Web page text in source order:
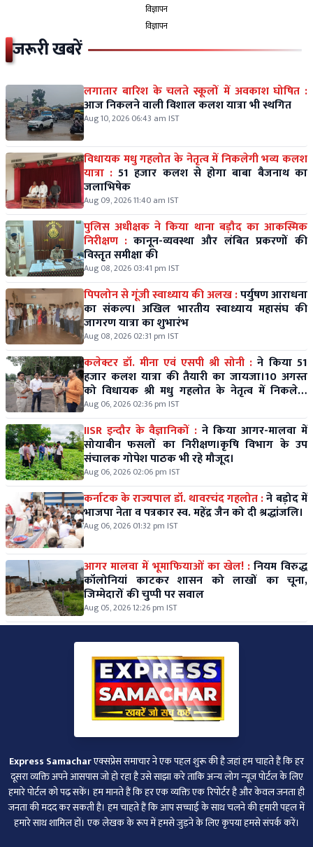
विज्ञापन
विज्ञापन
जरूरी खबरें
लगातार बारिश के चलते स्कूलों में अवकाश घोषित :
आज निकलने वाली विशाल कलश यात्रा भी स्थगित
Aug 10, 2026 06:43 am IST
विधायक मधु गहलोत के नेतृत्व में निकलेगी भव्य कलश
यात्रा : 51 हजार कलश से होगा बाबा बैजनाथ का
जलाभिषेक
Aug 09, 2026 11:40 am IST
पुलिस अधीक्षक ने किया थाना बड़ौद का आकस्मिक
निरीक्षण : कानून-व्यवस्था और लंबित प्रकरणों की
विस्तृत समीक्षा की
Aug 08, 2026 03:41 pm IST
पिपलोन से गूंजी स्वाध्याय की अलख :पर्युषण आराधना
का संकल्प। अखिल भारतीय स्वाध्याय महासंघ की
जागरण यात्रा का शुभारंभ
Aug 08, 2026 02:31 pm IST
कलेक्टर डॉ. मीना एवं एसपी श्री सोनी : ने किया 51
हजार कलश यात्रा की तैयारी का जायजा।10 अगस्त
को विधायक श्री मधु गहलोत के नेतृत्व में निकलेगी
विशाल कलश यात्रा।
Aug 06, 2026 02:36 pm IST
IISR इन्दौर के वैज्ञानिकों : ने किया आगर-मालवा में
सोयाबीन फसलों का निरीक्षण।कृषि विभाग के उप
संचालक गोपेश पाठक भी रहे मौजूद।
Aug 06, 2026 02:06 pm IST
कर्नाटक के राज्यपाल डॉ. थावरचंद गहलोत :ने बड़ोद में
भाजपा नेता व पत्रकार स्व. महेंद्र जैन को दी श्रद्धांजलि।
Aug 06, 2026 01:32 pm IST
आगर मालवा में भूमाफियाओं का खेल! :नियम विरुद्ध
कॉलोनियां काटकर शासन को लाखों का चूना,
जिम्मेदारों की चुप्पी पर सवाल
Aug 05, 2026 12:26 pm IST
Express Samacharएक्सप्रेस समाचार ने एक पहल शुरू की है जहां हम चाहते हैं कि हर
दूसरा व्‍यक्ति अपने आसपास जो हो रहा है उसे साझा करे ताकि अन्‍य लोग न्‍यूज पोर्टल के लिए
हमारे पोर्टल को पढ़ सकें। हम मानते हैं कि हर एक व्यक्ति एक रिपोर्टर है और केवल जनता ही
जनता की मदद कर सकती है। हम चाहते हैं कि आप सच्चाई के साथ चलने की हमारी पहल में
हमारे साथ शामिल हों। एक लेखक के रूप में हमसे जुड़ने के लिए कृपया हमसे संपर्क करें।